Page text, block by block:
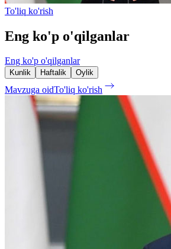
To'liq ko'rish
Eng ko'p o'qilganlar
Eng ko'p o'qilganlar
Kunlik Haftalik Oylik
Mavzuga oidTo'liq ko'rish